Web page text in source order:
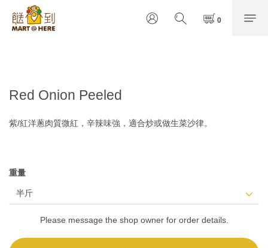
Red Onion Peeled
紫/紅洋蔥肉質微紅，辛辣味強，適合炒或做生菜沙律。
重量
Please message the shop owner for order details.